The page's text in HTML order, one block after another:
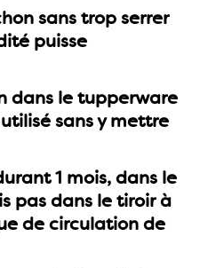
sans trop serrer
puisse
dans le tupperware
sans y mettre
1 mois, dans le
pas dans le tiroir à
de circulation de